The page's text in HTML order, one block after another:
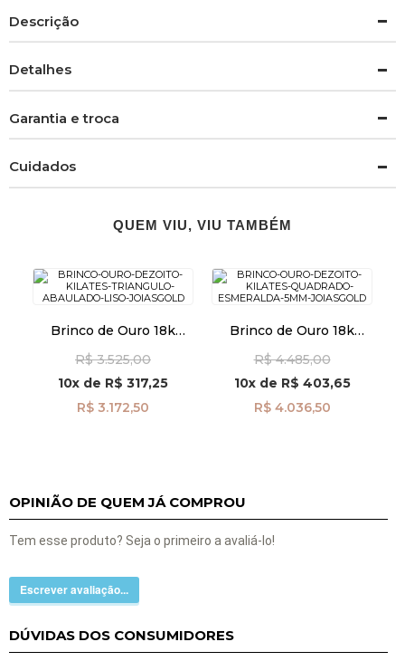
Descrição
Detalhes
Garantia e troca
Cuidados
QUEM VIU, VIU TAMBÉM
Brinco de Ouro 18k
br29347
R$ 3.525,00
10x de R$ 317,25
R$ 3.172,50
Brinco de Ouro 18k
5mm br29486
R$ 4.485,00
10xde R$ 403,65
R$ 4.036,50
OPINIÃO DE QUEM JÁ COMPROU
Tem esse produto? Seja o primeiro a avaliá-lo!
Escrever avaliação...
DÚVIDAS DOS CONSUMIDORES